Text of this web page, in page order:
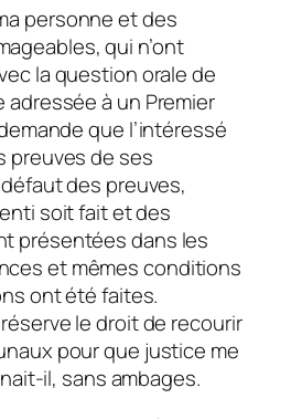
personne et des
qui n’ont
la question orale de
à un Premier
que l’intéressé
preuves de ses
des preuves,
soit fait et des
présentées dans les
et mêmes conditions
ont été faites.
le droit de recourir
pour que justice me
il, sans ambages.